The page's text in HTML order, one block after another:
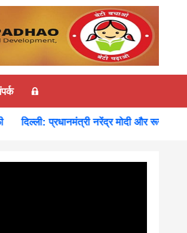
दिल्ली: प्रधानमंत्री नरेंद्र मोदी और रूस के